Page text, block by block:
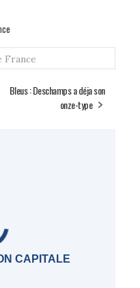
France
Bleus : Deschamps a déja son
onze-type
CAPITALE